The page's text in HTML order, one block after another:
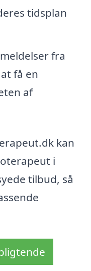
tidsplan
fra
få en
af
kan
i
tilbud, så